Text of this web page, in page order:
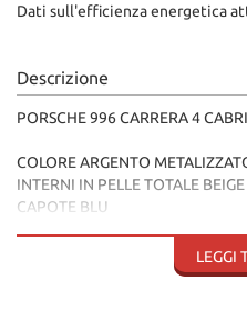
Dati sull'efficienza energetica
Descrizione
PORSCHE 996 CARRERA 4
COLORE ARGENTO
INTERNI IN PELLE TOTALE BEIGE
CAPOTE BLU
CAMBIO MANUALE 6 MARCE
APERTURA CAPOTE ELETTRICA
LEGGI